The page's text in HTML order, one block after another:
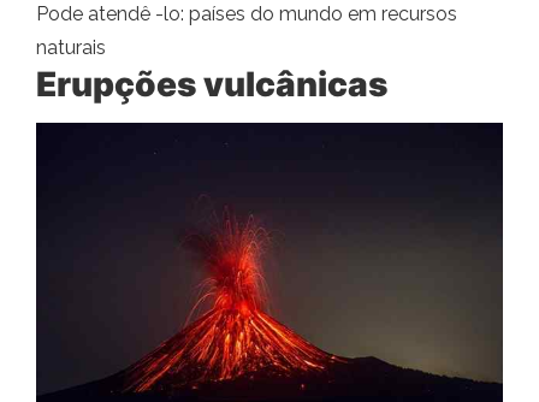
Pode atendê -lo: países do mundo em recursos
naturais
Erupções vulcânicas